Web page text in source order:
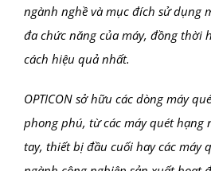
ngành nghề và mục đích sử dụng
đa chức năng của máy, đồng thời
cách hiệu quả nhất.
OPTICON sở hữu các dòng máy
phong phú, từ các máy quét hạng
tay, thiết bị đầu cuối hay các máy